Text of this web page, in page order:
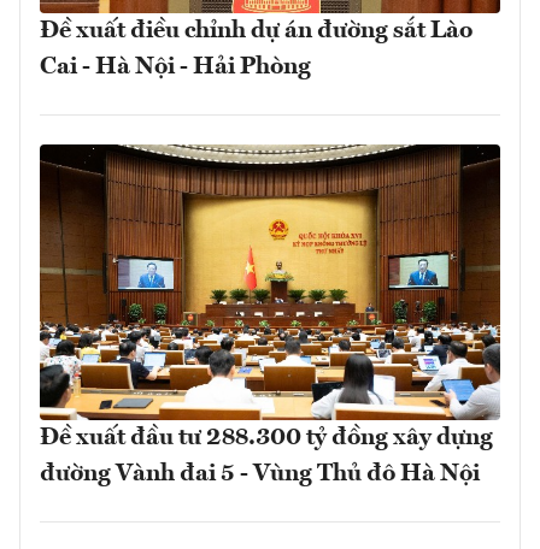
Đề xuất điều chỉnh dự án đường sắt Lào
Cai - Hà Nội - Hải Phòng
Đề xuất đầu tư 288.300 tỷ đồng xây dựng
đường Vành đai 5 - Vùng Thủ đô Hà Nội